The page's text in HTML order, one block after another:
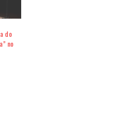
do
no